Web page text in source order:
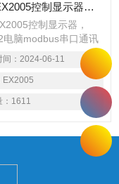
英展EX2005控制显示器，RS232电脑modbus串口通讯电子秤
控制显示器，
电脑modbus串口通讯
,OP-2-2 BCD并列输出
TTL 输出）OP-03 16
电流/电压输出接
~ 20 mA）从一般秤重
统，应用范围广泛：
种重量比较模式、补投
料操作 （手动或自
、批次循环次数、重量及
等模式。
： 2024-06-11
EX2005
： 1611